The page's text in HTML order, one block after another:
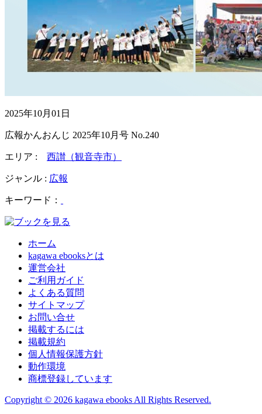
2025年10月01日
広報かんおんじ 2025年10月号 No.240
エリア : 西讃（観音寺市）
ジャンル : 広報
キーワード：
ホーム
kagawa ebooksとは
運営会社
ご利用ガイド
よくある質問
サイトマップ
お問い合せ
掲載するには
掲載規約
個人情報保護方針
動作環境
商標登録しています
Copyright © 2026 kagawa ebooks All Rights Reserved.